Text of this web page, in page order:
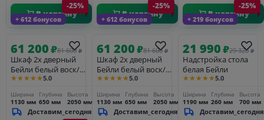
В корзину В корзину В корзину
+ 612 бонусов
-25%
61 200₽81 600 ₽
Шкаф 2х дверный
Бейли белый воск/
антрацит
★★★★★5.0
Ширина
1130 мм
Глубина
650 мм
Высота
2050 мм
Доставим_сегодня
+ 612 бонусов
-25%
61 200₽81 600 ₽
Шкаф 2х дверный
Бейли белый воск/
антик
★★★★★5.0
Ширина
1130 мм
Глубина
650 мм
Высота
2050 мм
Доставим_сегодня
+ 219 бонусов
-25%
21 990₽29 320 ₽
Надстройка стола
белая Бейли
★★★★★5.0
Ширина
1190 мм
Глубина
260 мм
Высота
700 мм
Доставим_сегодня